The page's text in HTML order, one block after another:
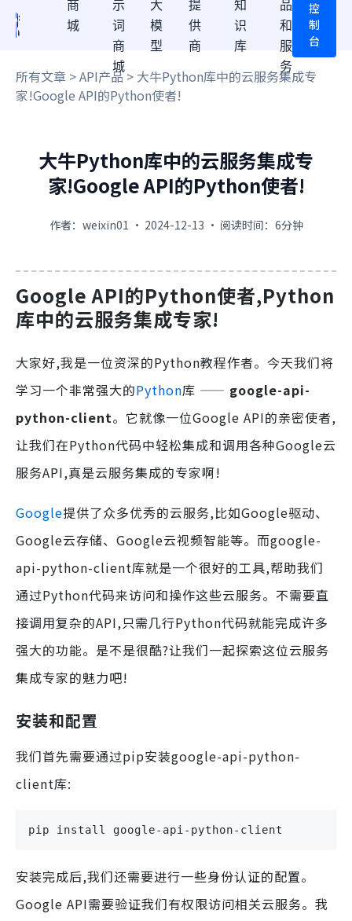
商
城
示
词
商
城
大
模
型
提
供
商
知
识
库
品
和
服
务
控
制
台
所有文章 >API产品> 大牛Python库中的云服务集成专
家!Google API的Python使者!
大牛Python库中的云服务集成专
家!Google API的Python使者!
作者：weixin01 · 2024-12-13 · 阅读时间：6分钟
Google API的Python使者,Python
库中的云服务集成专家!
大家好,我是一位资深的Python教程作者。今天我们将
学习一个非常强大的Python库 —— google-api-
python-client。它就像一位Google API的亲密使者,
让我们在Python代码中轻松集成和调用各种Google云
服务API,真是云服务集成的专家啊!
Google提供了众多优秀的云服务,比如Google驱动、
Google云存储、Google云视频智能等。而google-
api-python-client库就是一个很好的工具,帮助我们
通过Python代码来访问和操作这些云服务。不需要直
接调用复杂的API,只需几行Python代码就能完成许多
强大的功能。是不是很酷?让我们一起探索这位云服务
集成专家的魅力吧!
安装和配置
我们首先需要通过pip安装google-api-python-
client库:
pip install google-api-python-client
安装完成后,我们还需要进行一些身份认证的配置。
Google API需要验证我们有权限访问相关云服务。我